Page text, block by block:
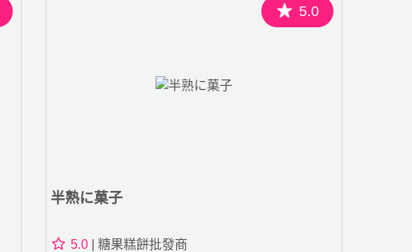
5.0
半熟に菓子
5.0 | 糖果糕餅批發商